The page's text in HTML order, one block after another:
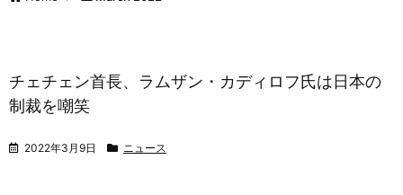
チェチェン首長、ラムザン・カディロフ氏は日本の
制裁を嘲笑
2022年3月9日 ニュース